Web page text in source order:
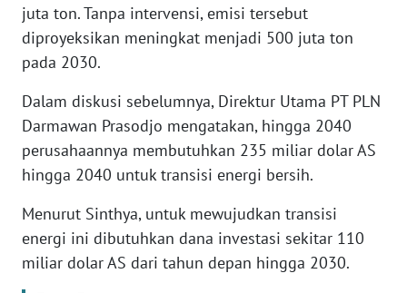
juta ton. Tanpa intervensi, emisi tersebut
diproyeksikan meningkat menjadi 500 juta ton
pada 2030.
Dalam diskusi sebelumnya, Direktur Utama PT PLN
Darmawan Prasodjo mengatakan, hingga 2040
perusahaannya membutuhkan 235 miliar dolar AS
hingga 2040 untuk transisi energi bersih.
Menurut Sinthya, untuk mewujudkan transisi
energi ini dibutuhkan dana investasi sekitar 110
miliar dolar AS dari tahun depan hingga 2030.
WN
RIAU
SERAMBI
WN
WN
SULTRA